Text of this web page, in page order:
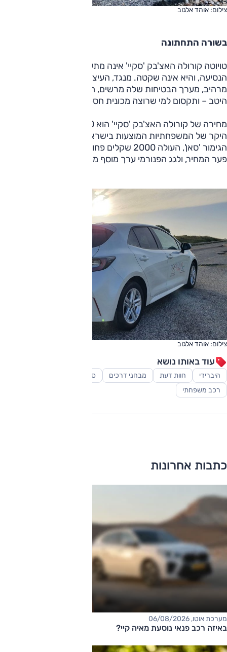
צילום: אוהד אלגוב
בשורה התחתונה
טויוטה קורולה האצ'בק 'סקיי' אינה מתעלה בשימושיות ובנוחות
הנסיעה, והיא אינה שקטה. מנגד, העיצוב החיצוני והפנימי שלה
מרהיב, מערך הבטיחות שלה מרשים, האבזור נאה, היא עשויה
היטב – ותקסום למי שרוצה מכונית חסכונית וירוקה.
היקר של המשפחתיות המוצעות בישראל. בהשוואה לרמת
הגימור 'סאן', העולה 2000 שקלים פחות, 'סקיי' בהחלט שווה את
פער המחיר, ולגג הפנורמי ערך מוסף משלו.
צילום: אוהד אלגוב
עוד באותו נושא
היברידי חוות דעת מבחני דרכים סופרמיני
רכב משפחתי
כתבות אחרונות
מערכת אוטו, 06/08/2026
באיזה רכב פנאי נוסעת מאיה קיי?